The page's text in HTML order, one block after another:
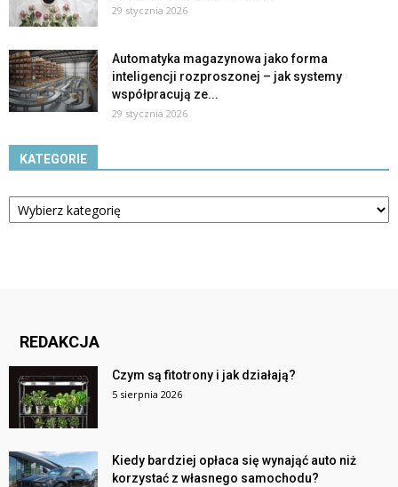
29 stycznia 2026
Automatyka magazynowa jako forma
inteligencji rozproszonej – jak systemy
współpracują ze...
29 stycznia 2026
KATEGORIE
Kategorie
REDAKCJA
Czym są fitotrony i jak działają?
5 sierpnia 2026
Kiedy bardziej opłaca się wynająć auto niż
korzystać z własnego samochodu?